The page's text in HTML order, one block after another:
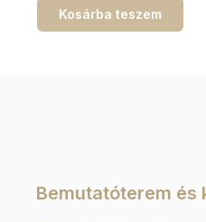
Kosárba teszem
Bemutatóterem és